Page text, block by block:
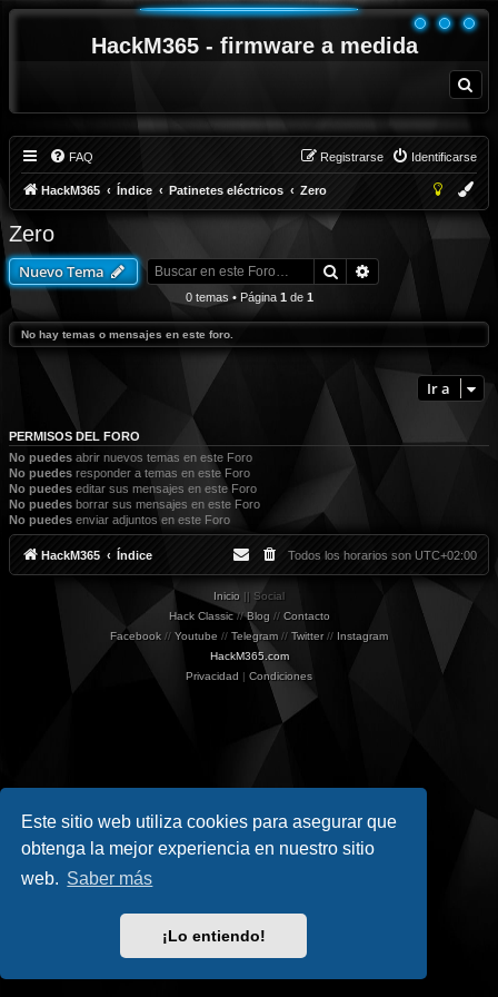
Este sitio web utiliza cookies para asegurar que
obtenga la mejor experiencia en nuestro sitio
web. Saber más
¡Lo entiendo!
HackM365 - firmware a medida
u
FAQ Identificarse
Registrarse
HackM365 Índice Patinetes eléctricos Zero
Zero
Nuevo Tema Buscar
0 temas • Página 1 de 1
No hay temas o mensajes en este foro.
Ir a
PERMISOS DEL FORO
No puedes abrir nuevos temas en este Foro
No puedes responder a temas en este Foro
No puedes editar sus mensajes en este Foro
No puedes borrar sus mensajes en este Foro
No puedes enviar adjuntos en este Foro
HackM365 Índice Todos los horarios son UTC+02:00
Inicio || Social
Hack Classic//Blog // Contacto
Facebook // Youtube // Telegram // Twitter// Instagram
HackM365.com
Privacidad | Condiciones